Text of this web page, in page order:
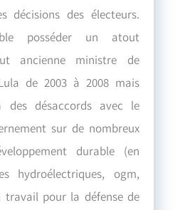
décisions des électeurs.
posséder un atout
ancienne ministre de
de 2003 à 2008 mais
des désaccords avec le
sur de nombreux
durable (en
hydroélectriques, ogm,
travail pour la défense de